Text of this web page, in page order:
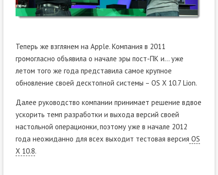
Теперь же взглянем на Apple. Компания в 2011
громогласно объявила о начале эры пост-ПК и… уже
летом того же года представила самое крупное
обновление своей десктопной системы – OS X 10.7 Lion.
Далее руководство компании принимает решение вдвое
ускорить темп разработки и выхода версий своей
настольной операционки, поэтому уже в начале 2012
года неожиданно для всех выходит тестовая версия OS
X 10.8.